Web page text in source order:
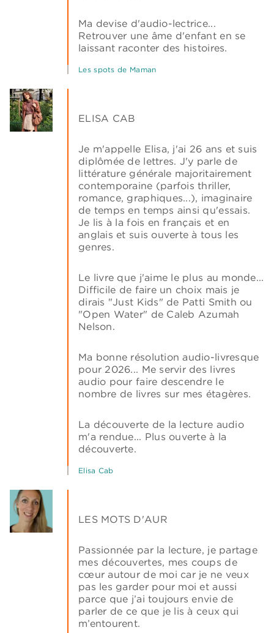
Ma devise d'audio-lectrice...
Retrouver une âme d'enfant en se
laissant raconter des histoires.
Les spots de Maman
ELISA CAB
Je m'appelle Elisa, j'ai 26 ans et suis
diplômée de lettres. J'y parle de
littérature générale majoritairement
contemporaine (parfois thriller,
romance, graphiques...), imaginaire
de temps en temps ainsi qu'essais.
Je lis à la fois en français et en
anglais et suis ouverte à tous les
genres.
Le livre que j'aime le plus au monde...
Difficile de faire un choix mais je
dirais "Just Kids" de Patti Smith ou
"Open Water" de Caleb Azumah
Nelson.
Ma bonne résolution audio-livresque
pour 2026... Me servir des livres
audio pour faire descendre le
nombre de livres sur mes étagères.
La découverte de la lecture audio
m'a rendue... Plus ouverte à la
découverte.
Elisa Cab
LES MOTS D'AUR
Passionnée par la lecture, je partage
mes découvertes, mes coups de
cœur autour de moi car je ne veux
pas les garder pour moi et aussi
parce que j’ai toujours envie de
parler de ce que je lis à ceux qui
m’entourent.